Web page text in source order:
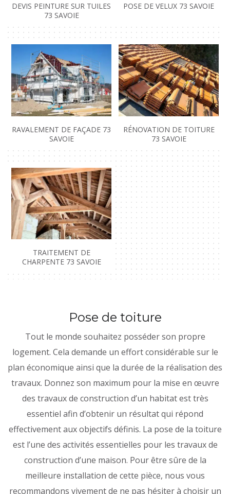
DEVIS PEINTURE SUR TUILES
73 SAVOIE
POSE DE VELUX 73 SAVOIE
RAVALEMENT DE FAÇADE 73
SAVOIE
RÉNOVATION DE TOITURE
73 SAVOIE
TRAITEMENT DE
CHARPENTE 73 SAVOIE
Pose de toiture
Tout le monde souhaitez posséder son propre
logement. Cela demande un effort considérable sur le
plan économique ainsi que la durée de la réalisation des
travaux. Donnez son maximum pour la mise en œuvre
des travaux de construction d’un habitat est très
essentiel afin d’obtenir un résultat qui répond
effectivement aux objectifs définis. La pose de la toiture
est l’une des activités essentielles pour les travaux de
construction d’une maison. Pour être sûre de la
meilleure installation de cette pièce, nous vous
recommandons vivement de ne pas hésiter à choisir un